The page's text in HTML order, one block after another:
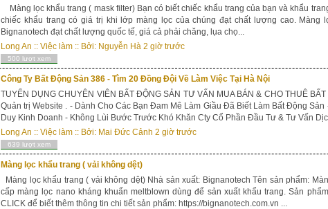
Màng lọc khẩu trang ( mask filter) Bạn có biết chiếc khẩu trang của bạn và khẩu
chiếc khẩu trang có giá trị khi lớp màng lọc của chúng đạt chất lượng cao. Màng
Bignanotech đạt chất lượng quốc tế, giá cả phải chăng, lụa chọ...
Long An :: Việc làm :: Bởi: Nguyễn Hà 2 giờ trước
500 lượt xem
Công Ty Bất Động Sản 386 - Tìm 20 Đồng Đội Về Làm Việc Tại Hà Nội
TUYỂN DỤNG CHUYÊN VIÊN BẤT ĐỘNG SẢN TƯ VẤN MUA BÁN & CHO THUÊ
Quản trị Website . - Dành Cho Các Bạn Đam Mê Làm Giầu Đã Biết Làm Bất Động
Duy Kinh Doanh - Không Lùi Bước Trước Khó Khăn Cty Cổ Phần Đầu Tư & Tư Vấn
Long An :: Việc làm :: Bởi: Mai Đức Cảnh 2 giờ trước
639 lượt xem
Màng lọc khẩu trang ( vải không dệt)
Màng lọc khẩu trang ( vải không dệt) Nhà sản xuất: Bignanotech Tên sản phẩm:
cấp màng lọc nano kháng khuẩn meltblown dùng để sản xuất khẩu trang. Sản
CLICK để biết thêm thông tin chi tiết sản phẩm: https://bignanotech.com.vn ...